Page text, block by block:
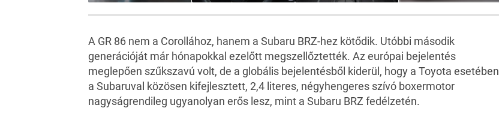
A GR 86 nem a Corollához, hanem a Subaru BRZ-hez kötődik. Utóbbi második
generációját már hónapokkal ezelőtt megszellőztették. Az európai bejelentés
meglepően szűkszavú volt, de a globális bejelentésből kiderül, hogy a Toyota esetében
a Subaruval közösen kifejlesztett, 2,4 literes, négyhengeres szívó boxermotor
nagyságrendileg ugyanolyan erős lesz, mint a Subaru BRZ fedélzetén.